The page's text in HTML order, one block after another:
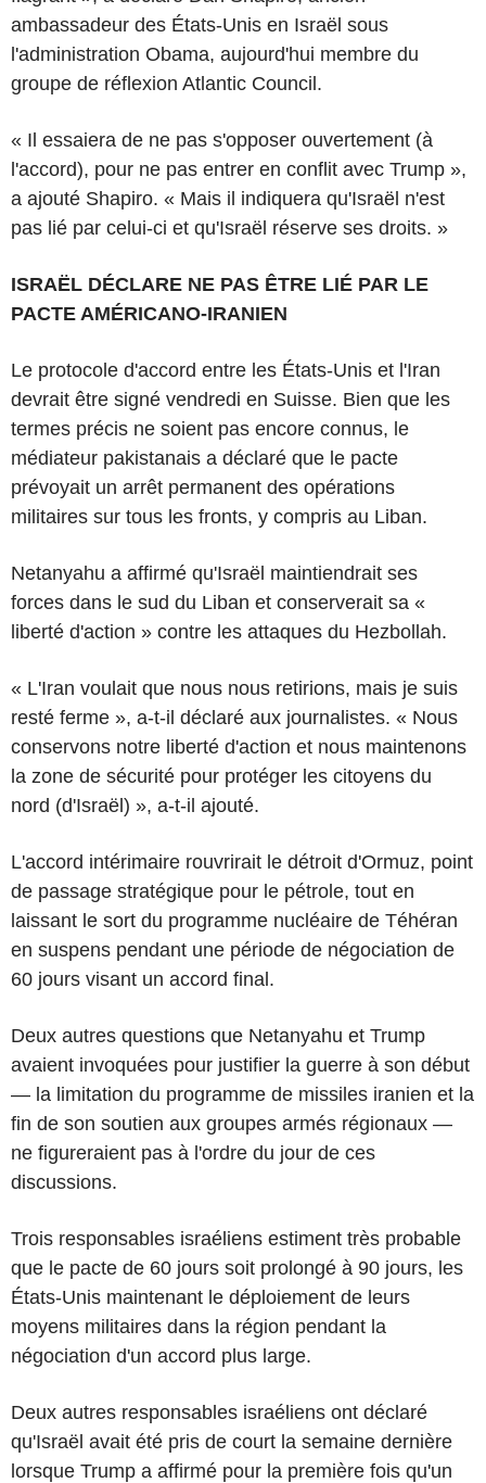
ambassadeur des États-Unis en Israël sous
l'administration Obama, aujourd'hui membre du
groupe de réflexion Atlantic Council.
« Il essaiera de ne pas s'opposer ouvertement (à
l'accord), pour ne pas entrer en conflit avec Trump »,
a ajouté Shapiro. « Mais il indiquera qu'Israël n'est
pas lié par celui-ci et qu'Israël réserve ses droits. »
ISRAËL DÉCLARE NE PAS ÊTRE LIÉ PAR LE
PACTE AMÉRICANO-IRANIEN
Le protocole d'accord entre les États-Unis et l'Iran
devrait être signé vendredi en Suisse. Bien que les
termes précis ne soient pas encore connus, le
médiateur pakistanais a déclaré que le pacte
prévoyait un arrêt permanent des opérations
militaires sur tous les fronts, y compris au Liban.
Netanyahu a affirmé qu'Israël maintiendrait ses
forces dans le sud du Liban et conserverait sa «
liberté d'action » contre les attaques du Hezbollah.
« L'Iran voulait que nous nous retirions, mais je suis
resté ferme », a-t-il déclaré aux journalistes. « Nous
conservons notre liberté d'action et nous maintenons
la zone de sécurité pour protéger les citoyens du
nord (d'Israël) », a-t-il ajouté.
L'accord intérimaire rouvrirait le détroit d'Ormuz, point
de passage stratégique pour le pétrole, tout en
laissant le sort du programme nucléaire de Téhéran
en suspens pendant une période de négociation de
60 jours visant un accord final.
Deux autres questions que Netanyahu et Trump
avaient invoquées pour justifier la guerre à son début
— la limitation du programme de missiles iranien et la
fin de son soutien aux groupes armés régionaux —
ne figureraient pas à l'ordre du jour de ces
discussions.
Trois responsables israéliens estiment très probable
que le pacte de 60 jours soit prolongé à 90 jours, les
États-Unis maintenant le déploiement de leurs
moyens militaires dans la région pendant la
négociation d'un accord plus large.
Deux autres responsables israéliens ont déclaré
qu'Israël avait été pris de court la semaine dernière
lorsque Trump a affirmé pour la première fois qu'un